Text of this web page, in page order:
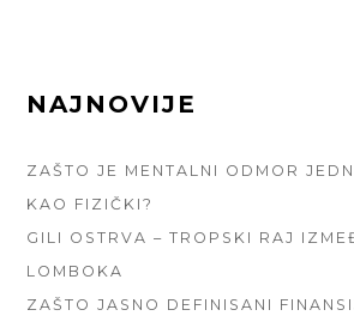
FOOTER
NAJNOVIJE
ZAŠTO JE MENTALNI ODMOR
KAO FIZIČKI?
GILI OSTRVA – TROPSKI RAJ
LOMBOKA
ZAŠTO JASNO DEFINISANI